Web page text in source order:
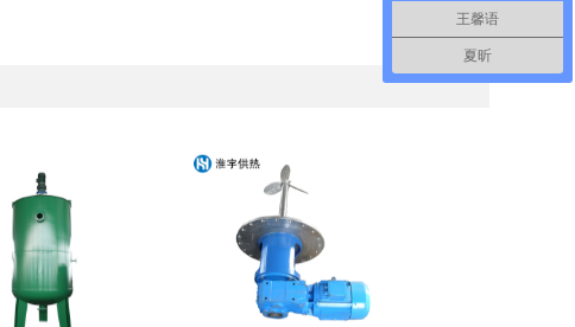
王馨语
夏昕